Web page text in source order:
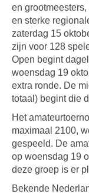
en
en sterke
zaterdag 15
zijn voor 128
Open begint
woensdag 19
extra ronde. De
totaal) begint die
Het
maximaal 2100,
gespeeld. De
op woensdag 19
deze groep is er
Bekende